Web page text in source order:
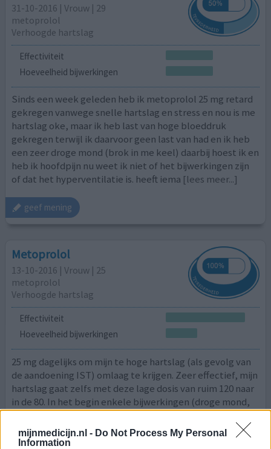
mijnmedicijn.nl - Do Not Process My Personal
Information
31-10-2016 | Vrouw | 29
metoprolol
Verhoogde hartslag
Effectiviteit
Hoeveelheid bijwerkingen
Sinds een week geleden heb ik metoprolol 25 mg retard
gekregen vanwege snelle hartslag en stress en nou is me
hartslag oke, maar ik heb last van hoge bloeddruk
gekregen terwijl ik daarvoor geen last van had en ik heb
een zeer droge mond (brok in me keel) daarbij hoest ik en
heb ik hoofdpijn nu weet ik niet of het bijwerkingen zijn
of dat het hyperventilatie is. heeft iema [lees meer...]
geef mening
Metoprolol
13-10-2016 | Vrouw | 25
metoprolol
Verhoogde hartslag
Effectiviteit
Hoeveelheid bijwerkingen
25 mg dagelijks om mijn te hoge hartslag (als gevolg van
de aandoening IST) omlaag te krijgen. Zeer effectief, mijn
hartslag gaat zelfs met deze lage dosis van ruim 120 naar
in de 80. In het begin enkele bijwerkingen (droge mond,
druk op de borst, vermoeidheid ), maar dat was na enkele
weken helemaal weg. In het begin nam ik ze 's ochtends
in, maar later ben ik ze 's avond
[lees meer...]